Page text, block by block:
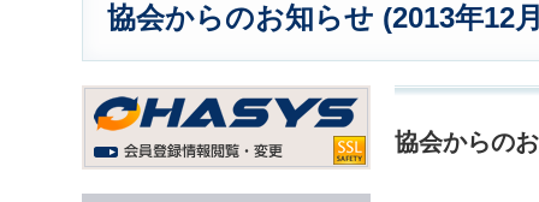
協会からのお知らせ (2013年12
協会からの